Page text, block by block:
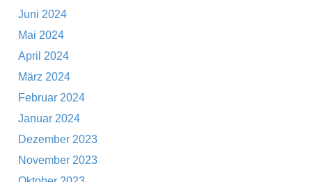
Juni 2024
Mai 2024
April 2024
März 2024
Februar 2024
Januar 2024
Dezember 2023
November 2023